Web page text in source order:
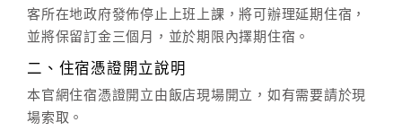
客所在地政府發佈停止上班上課，將可辦理延期住宿，
並將保留訂金三個月，並於期限內擇期住宿。
二、住宿憑證開立說明
本官網住宿憑證開立由飯店現場開立，如有需要請於現
場索取。